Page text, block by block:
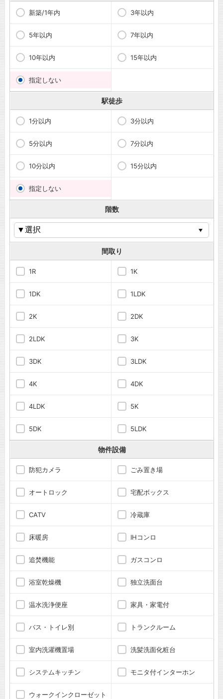
新築/1年内 3年以内
5年以内 7年以内
10年以内 15年以内
指定しない
駅徒歩
1分以内 3分以内
5分以内 7分以内
10分以内 15分以内
指定しない
階数
間取り
1R 1K
1DK 1LDK
2K 2DK
2LDK 3K
3DK 3LDK
4K 4DK
4LDK 5K
5DK 5LDK
物件設備
防犯カメラ ごみ置き場
オートロック 宅配ボックス
CATV 冷蔵庫
床暖房 IHコンロ
追焚機能 ガスコンロ
浴室乾燥機 独立洗面台
温水洗浄便座 家具・家電付
バス・トイレ別 トランクルーム
室内洗濯機置場 洗髪洗面化粧台
システムキッチン モニタ付インターホン
ウォークインクローゼット